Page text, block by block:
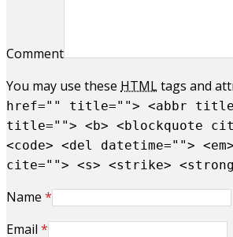
Comment
You may use these HTMLtags and
href="" title=""> <abbr
title=""> <b> <blockquote
<code> <del datetime="">
cite=""> <s> <strike>
Name *
Email *